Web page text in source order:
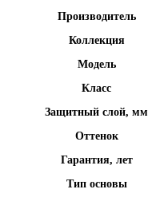
Производитель
Коллекция
Модель
Класс
Защитный слой, мм
Оттенок
Гарантия, лет
Тип основы